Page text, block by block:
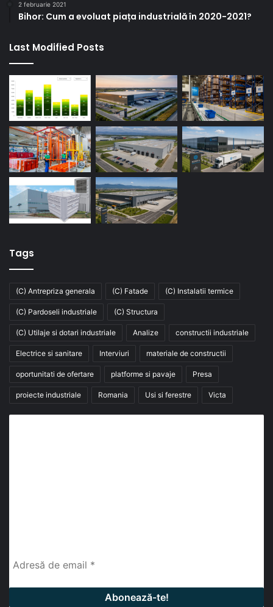
2 februarie 2021
Bihor: Cum a evoluat piața industrială în 2020-2021?
Last Modified Posts
Tags
(C) Antrepriza generala (C) Fatade (C) Instalatii termice
(C) Pardoseli industriale (C) Structura
(C) Utilaje si dotari industriale Analize constructii industriale
Electrice si sanitare Interviuri materiale de constructii
oportunitati de ofertare platforme si pavaje Presa
proiecte industriale Romania Usi si ferestre Victa